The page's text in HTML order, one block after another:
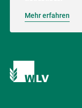
Mehr erfahren